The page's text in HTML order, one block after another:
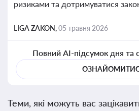
ризиками та дотримуватися
LIGA ZAKON,05 травня 2026
Повний AI-підсумок дня та
Теми, які можуть вас